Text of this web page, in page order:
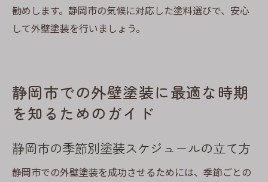
勧めします。静岡市の気候に対応した塗料選びで、安心
して外壁塗装を行いましょう。
静岡市での外壁塗装に最適な時期
を知るためのガイド
静岡市の季節別塗装スケジュールの立て方
静岡市での外壁塗装を成功させるためには、季節ごとの